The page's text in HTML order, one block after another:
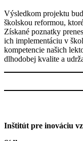
Výsledkom projektu
školskou reformou,
Získané poznatky
ich implementáciu v
kompetencie našich
dlhodobej kvalite a
Inštitút pre inováciu